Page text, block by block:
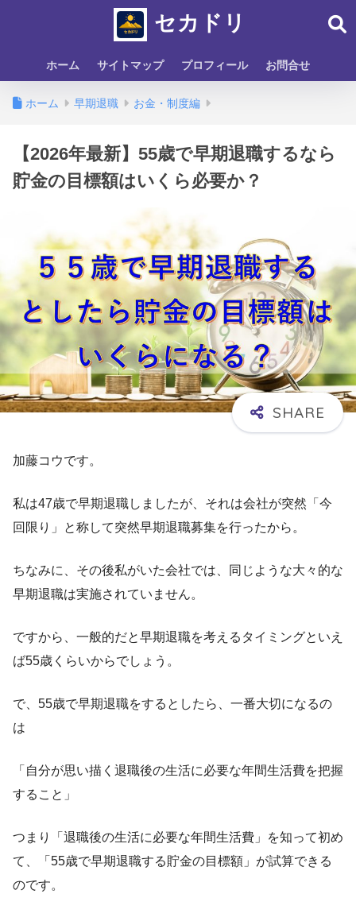
セカドリ
ホーム サイトマップ プロフィール お問合せ
ホーム 早期退職 お金・制度編
【2026年最新】55歳で早期退職するなら
貯金の目標額はいくら必要か？
加藤コウです。
私は47歳で早期退職しましたが、それは会社が突然「今
回限り」と称して突然早期退職募集を行ったから。
ちなみに、その後私がいた会社では、同じような大々的な
早期退職は実施されていません。
ですから、一般的だと早期退職を考えるタイミングといえ
ば55歳くらいからでしょう。
で、55歳で早期退職をするとしたら、一番大切になるの
は
「自分が思い描く退職後の生活に必要な年間生活費を把握
すること」
つまり「退職後の生活に必要な年間生活費」を知って初め
て、「55歳で早期退職する貯金の目標額」が試算できる
のです。